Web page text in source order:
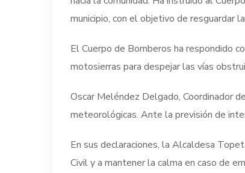
municipio, con el objetivo de resguardar
El Cuerpo de Bomberos ha respondido
motosierras para despejar las vías
Oscar Meléndez Delgado, Coordinador
meteorológicas. Ante la previsión de
En sus declaraciones, la Alcaldesa
Civil y a mantener la calma en caso de